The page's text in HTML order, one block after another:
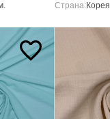
Страна:Корея